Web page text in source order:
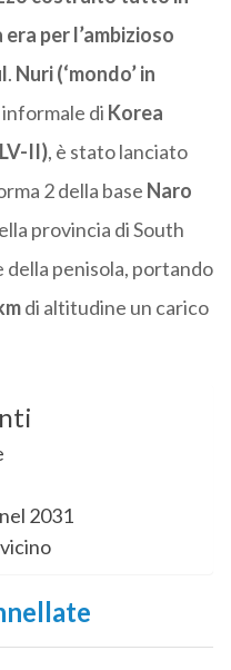
era per l’ambizioso
. Nuri (‘mondo’ in
di Korea
II), è stato lanciato
2 della base Naro
provincia di South
della penisola, portando
di altitudine un carico
2031